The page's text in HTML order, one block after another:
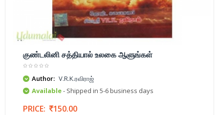
குண்டலினி சத்தியால் உலகை ஆளுங்கள்
Author: V.R.K.ரவிராஜ்
Available- Shipped in 5-6 business days
PRICE: 150.00